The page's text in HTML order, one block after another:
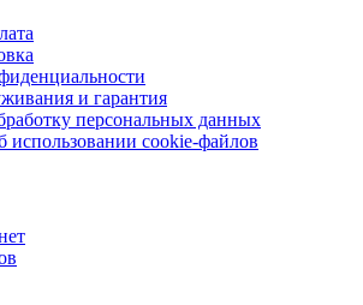
и гарантия
персональных данных
использовании cookie-файлов